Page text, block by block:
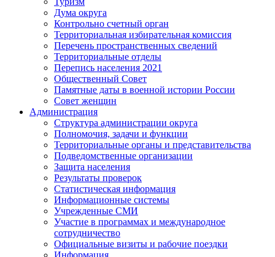
Дума округа
Контрольно счетный орган
Территориальная избирательная комиссия
Перечень пространственных сведений
Территориальные отделы
Перепись населения 2021
Общественный Совет
Памятные даты в военной истории России
Совет женщин
Администрация
Структура администрации округа
Полномочия, задачи и функции
Территориальные органы и представительства
Подведомственные организации
Защита населения
Результаты проверок
Статистическая информация
Информационные системы
Учрежденные СМИ
Участие в программах и международное
сотрудничество
Официальные визиты и рабочие поездки